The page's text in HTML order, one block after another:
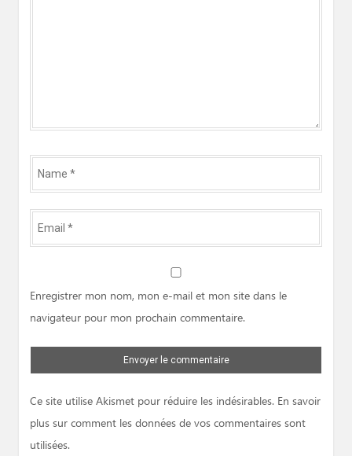
Name
*
Email
*
Enregistrer mon nom, mon e-mail et mon site dans le
navigateur pour mon prochain commentaire.
Ce site utilise Akismet pour réduire les indésirables. En savoir
plus sur comment les données de vos commentaires sont
utilisées.